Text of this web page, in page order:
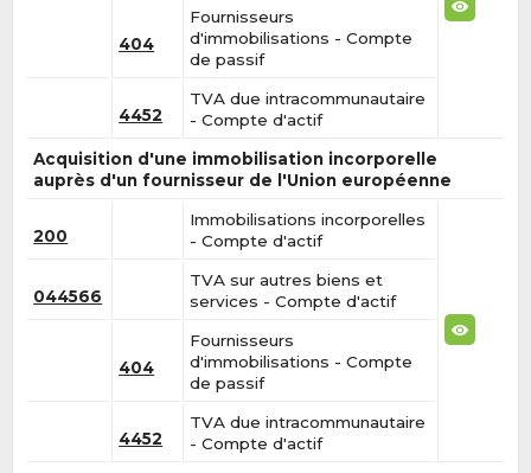
404
Fournisseurs
d'immobilisations - Compte
de passif
4452
TVA due intracommunautaire
- Compte d'actif
Acquisition d'une immobilisation incorporelle
auprès d'un fournisseur de l'Union européenne
200
Immobilisations incorporelles
- Compte d'actif
044566
TVA sur autres biens et
services - Compte d'actif
404
Fournisseurs
d'immobilisations - Compte
de passif
4452
TVA due intracommunautaire
- Compte d'actif